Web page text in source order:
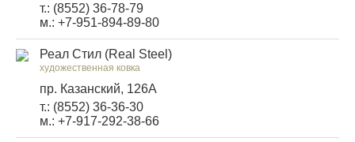
т.: (8552) 36-78-79
м.: +7-951-894-89-80
Реал Стил (Real Steel)
художественная ковка
пр. Казанский, 126А
т.: (8552) 36-36-30
м.: +7-917-292-38-66